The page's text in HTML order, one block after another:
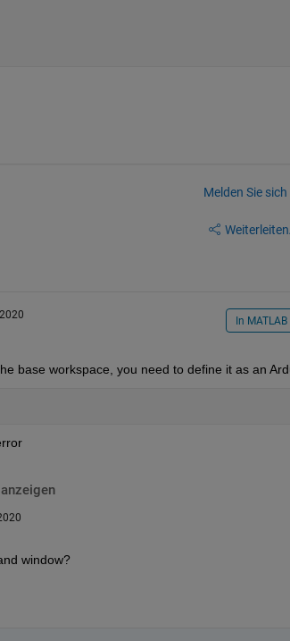
Melden Sie
Weiterleiten
In
base workspace, you need to define it as an
window?